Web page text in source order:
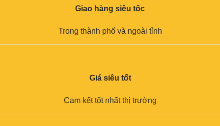
Giao hàng siêu tốc
Trong thành phố và ngoài tỉnh
Giá siêu tốt
Cam kết tốt nhất thị trường